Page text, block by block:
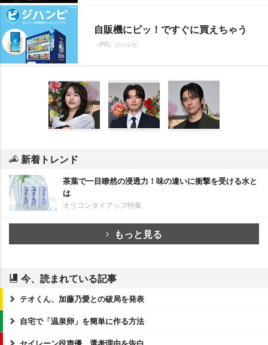
自販機にピッ！ですぐに買えちゃう
（PR）ジハンピ
新着トレンド
茶葉で一目瞭然の浸透力！味の違いに衝撃を受ける水と
は
オリコンタイアップ特集
もっと見る
今、読まれている記事
テオくん、加藤乃愛との破局を発表
自宅で「温泉卵」を簡単に作る方法
セイレーン役声優、選考理由を告白